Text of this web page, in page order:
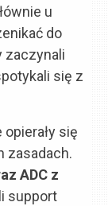
u
do
zaczynali
się z
się
zasadach.
ADC z
support